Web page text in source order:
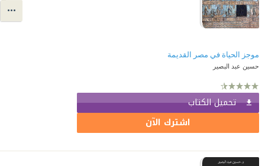
موجز الحياة في مصر القديمة
حسين عبد البصير
تحميل الكتاب
اشترك الآن